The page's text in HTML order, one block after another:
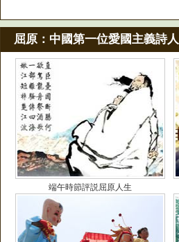
屈原：中國第一位愛國主義詩人
端午時節評説屈原人生